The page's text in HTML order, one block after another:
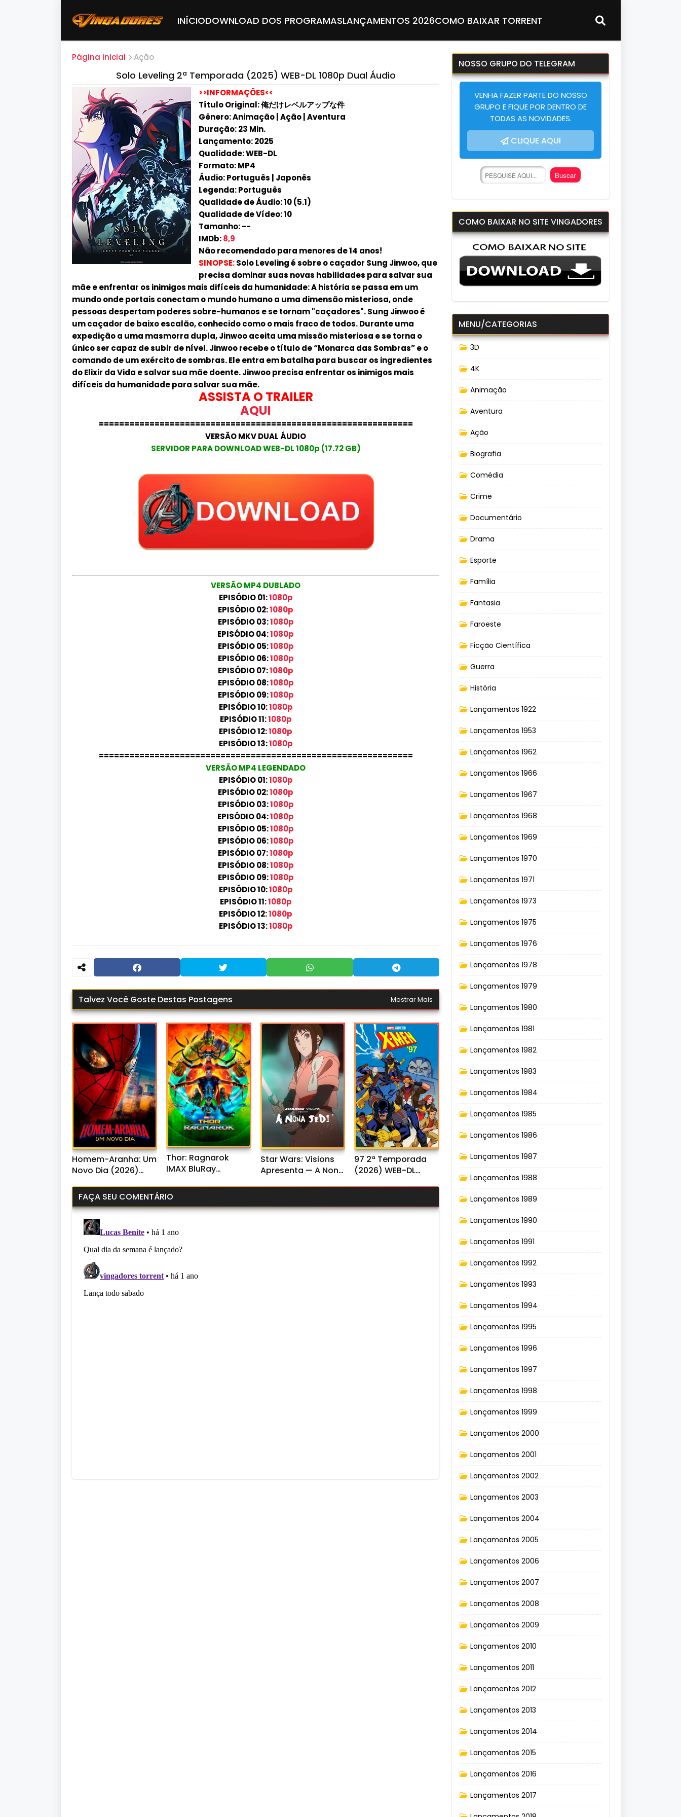
INÍCIODOWNLOAD DOS PROGRAMASLANÇAMENTOS 2026COMO BAIXAR TORRENT
Página inicial Ação
Solo Leveling 2ª Temporada (2025) WEB-DL 1080p Dual Áudio
>>INFORMAÇÕES<<
Título Original: 俺だけレベルアップな件
Gênero: Animação | Ação | Aventura
Duração: 23 Min.
Lançamento: 2025
Qualidade: WEB-DL
Formato: MP4
Áudio:Português
Japonês
Legenda: Português
Qualidade de Áudio: 10 (5.1)
Qualidade de Vídeo: 10
Tamanho: --
IMDb:8,9
Não recomendado para menores de 14 anos!
SINOPSE:Solo Leveling é sobre o caçador Sung Jinwoo, que
precisa dominar suas novas habilidades para salvar sua
mãe e enfrentar os inimigos mais difíceis da humanidade: A história se passa em um
mundo onde portais conectam o mundo humano a uma dimensão misteriosa, onde
pessoas despertam poderes sobre-humanos e se tornam "caçadores". Sung Jinwoo é
um caçador de baixo escalão, conhecido como o mais fraco de todos. Durante uma
expedição a uma masmorra dupla, Jinwoo aceita uma missão misteriosa e se torna o
único ser capaz de subir de nível. Jinwoo recebe o título de “Monarca das Sombras” e o
comando de um exército de sombras. Ele entra em batalha para buscar os ingredientes
do Elixir da Vida e salvar sua mãe doente. Jinwoo precisa enfrentar os inimigos mais
difíceis da humanidade para salvar sua mãe.
ASSISTA O TRAILER
AQUI
==============================================================
VERSÃO MKV DUAL ÁUDIO
SERVIDOR PARA DOWNLOAD WEB-DL 1080p (17.72 GB)
VERSÃO MP4 DUBLADO
EPISÓDIO 01:1080p
EPISÓDIO 02:1080p
EPISÓDIO 03:1080p
EPISÓDIO 04:1080p
EPISÓDIO 05:1080p
EPISÓDIO 06:1080p
EPISÓDIO 07:1080p
EPISÓDIO 08:1080p
EPISÓDIO 09:1080p
EPISÓDIO 10:1080p
EPISÓDIO 11:1080p
EPISÓDIO 12:1080p
EPISÓDIO 13:1080p
==============================================================
VERSÃO MP4 LEGENDADO
EPISÓDIO 01:1080p
EPISÓDIO 02:1080p
EPISÓDIO 03:1080p
EPISÓDIO 04:1080p
EPISÓDIO 05:1080p
EPISÓDIO 06:1080p
EPISÓDIO 07:1080p
EPISÓDIO 08:1080p
EPISÓDIO 09:1080p
EPISÓDIO 10:1080p
EPISÓDIO 11:1080p
EPISÓDIO 12:1080p
EPISÓDIO 13:1080p
Talvez Você Goste Destas Postagens Mostrar Mais
Homem-Aranha: Um
Novo Dia (2026)
Dual Áudio
Thor: Ragnarok
IMAX BluRay
Áudio
Star Wars: Visions
Apresenta — A Nona
1080p Dual Áudio
97 2ª Temporada
(2026) WEB-DL
FAÇA SEU COMENTÁRIO
NOSSO GRUPO DO TELEGRAM
VENHA FAZER PARTE DO NOSSO
GRUPO E FIQUE POR DENTRO DE
TODAS AS NOVIDADES.
CLIQUE AQUI
COMO BAIXAR NO SITE VINGADORES
MENU/CATEGORIAS
3D
4K
Animação
Aventura
Ação
Biografia
Comédia
Crime
Documentário
Drama
Esporte
Família
Fantasia
Faroeste
Ficção Científica
Guerra
História
Lançamentos 1922
Lançamentos 1953
Lançamentos 1962
Lançamentos 1966
Lançamentos 1967
Lançamentos 1968
Lançamentos 1969
Lançamentos 1970
Lançamentos 1971
Lançamentos 1973
Lançamentos 1975
Lançamentos 1976
Lançamentos 1978
Lançamentos 1979
Lançamentos 1980
Lançamentos 1981
Lançamentos 1982
Lançamentos 1983
Lançamentos 1984
Lançamentos 1985
Lançamentos 1986
Lançamentos 1987
Lançamentos 1988
Lançamentos 1989
Lançamentos 1990
Lançamentos 1991
Lançamentos 1992
Lançamentos 1993
Lançamentos 1994
Lançamentos 1995
Lançamentos 1996
Lançamentos 1997
Lançamentos 1998
Lançamentos 1999
Lançamentos 2000
Lançamentos 2001
Lançamentos 2002
Lançamentos 2003
Lançamentos 2004
Lançamentos 2005
Lançamentos 2006
Lançamentos 2007
Lançamentos 2008
Lançamentos 2009
Lançamentos 2010
Lançamentos 2011
Lançamentos 2012
Lançamentos 2013
Lançamentos 2014
Lançamentos 2015
Lançamentos 2016
Lançamentos 2017